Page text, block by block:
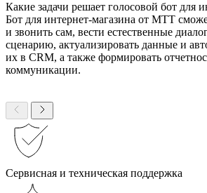
Какие задачи решает голосовой бот для
Бот для интернет-магазина от МТТ
и звонить сам, вести естественные
сценарию, актуализировать данные и
их в CRM, а также формировать
коммуникации.
Сервисная и техническая поддержка